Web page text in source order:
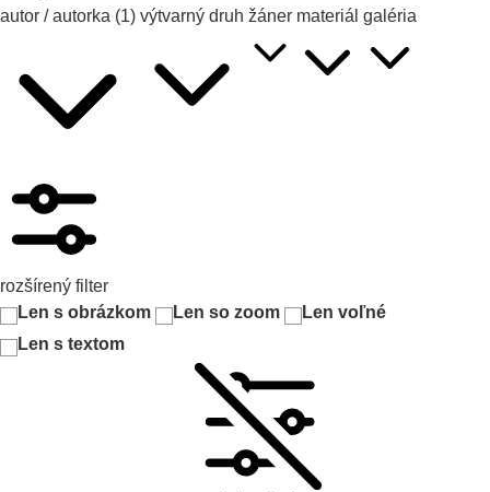
autor / autorka (1) výtvarný druh žáner materiál galéria
rozšírený filter
Len s obrázkom
Len so zoom
Len voľné
Len s textom